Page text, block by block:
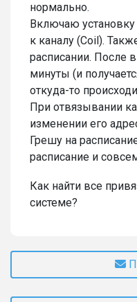
нормально.
Включаю
к каналу (Coil).
расписании. После
минуты (и
откуда-то
При отвязывании
изменении его
Грешу на
расписание и
Как найти все
системе?